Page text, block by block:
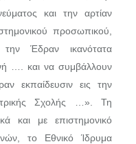
και την αρτίαν
προσωπικού,
Έδραν ικανότατα
…. και να συμβάλλουν
εκπαίδευσιν εις την
Σχολής …». Τη
και με επιστημονικό
το Εθνικό Ίδρυμα